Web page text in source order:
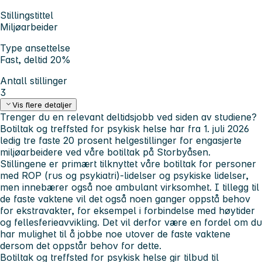
Stillingstittel
Miljøarbeider
Type ansettelse
Fast, deltid 20%
Antall stillinger
3
Vis flere detaljer
Trenger du en relevant deltidsjobb ved siden av studiene?
Botiltak og treffsted for psykisk helse har fra 1. juli 2026
ledig tre faste 20 prosent helgestillinger for engasjerte
miljøarbeidere ved våre botiltak på Storbyåsen.
Stillingene er primært tilknyttet våre botiltak for personer
med ROP (rus og psykiatri)-lidelser og psykiske lidelser,
men innebærer også noe ambulant virksomhet. I tillegg til
de faste vaktene vil det også noen ganger oppstå behov
for ekstravakter, for eksempel i forbindelse med høytider
og fellesferieavvikling. Det vil derfor være en fordel om du
har mulighet til å jobbe noe utover de faste vaktene
dersom det oppstår behov for dette.
Botiltak og treffsted for psykisk helse gir tilbud til